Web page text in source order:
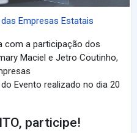
Empresas Estatais
com a participação dos
Maciel e Jetro Coutinho,
Evento realizado no dia 20
participe!